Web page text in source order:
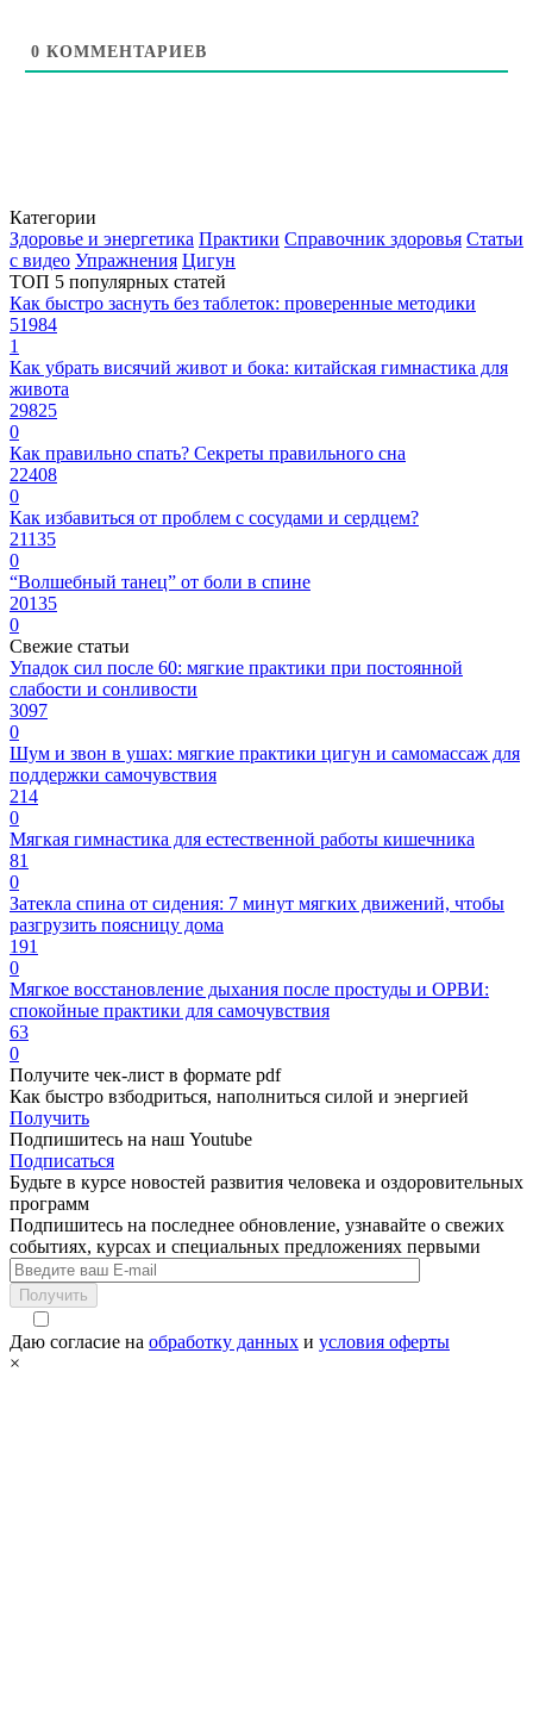
0 КОММЕНТАРИЕВ
Категории
Здоровье и энергетика Практики Справочник здоровья Статьи
с видео Упражнения Цигун
ТОП 5 популярных статей
Как быстро заснуть без таблеток: проверенные методики
51984
1
Как убрать висячий живот и бока: китайская гимнастика для
живота
29825
0
Как правильно спать? Секреты правильного сна
22408
0
Как избавиться от проблем с сосудами и сердцем?
21135
0
“Волшебный танец” от боли в спине
20135
0
Свежие статьи
Упадок сил после 60: мягкие практики при постоянной
слабости и сонливости
3097
0
Шум и звон в ушах: мягкие практики цигун и самомассаж для
поддержки самочувствия
214
0
Мягкая гимнастика для естественной работы кишечника
81
0
Затекла спина от сидения: 7 минут мягких движений, чтобы
разгрузить поясницу дома
191
0
Мягкое восстановление дыхания после простуды и ОРВИ:
спокойные практики для самочувствия
63
0
Получите чек-лист в формате pdf
Как быстро взбодриться, наполниться силой и энергией
Получить
Подпишитесь на наш Youtube
Подписаться
Будьте в курсе новостей развития человека и оздоровительных
программ
Подпишитесь на последнее обновление, узнавайте о свежих
событиях, курсах и специальных предложениях первыми
Получить
Даю согласие на обработку данных и условия оферты
×